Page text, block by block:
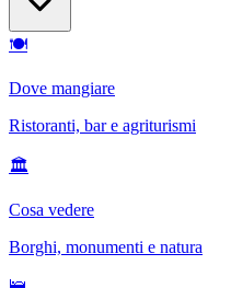
🍽
Dove mangiare
Ristoranti, bar e agriturismi
🏛
Cosa vedere
Borghi, monumenti e natura
🛌